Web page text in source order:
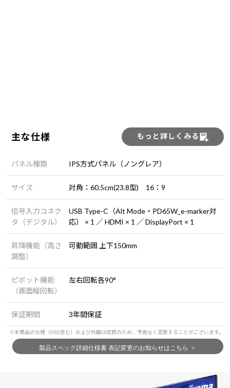
主な仕様 もっと詳しくみる
パネル種類 IPS方式パネル（ノングレア）
サイズ 対角：60.5cm(23.8型) 16：9
信号入力コネク
タ（デジタル）
USB Type-C（Alt Mode・PD65W_e-marker対
応） × 1 ／ HDMI × 1 ／ DisplayPort × 1
昇降機能（高さ
調整）
可動範囲 上下150mm
ピボット機能
（画面縦回転）
左右回転各90°
保証期間 3年間保証